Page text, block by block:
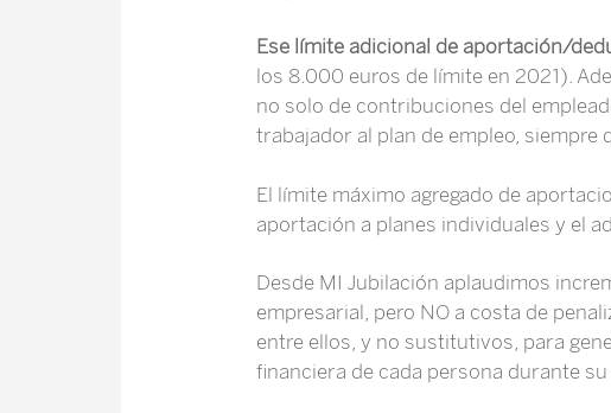
Ese límite adicional de aportación/
los 8.000 euros de límite en 2021).
no solo de contribuciones del
trabajador al plan de empleo, siempre
El límite máximo agregado de
aportación a planes individuales y el
Desde MI Jubilación aplaudimos
empresarial, pero NO a costa de
entre ellos, y no sustitutivos, para
financiera de cada persona durante su